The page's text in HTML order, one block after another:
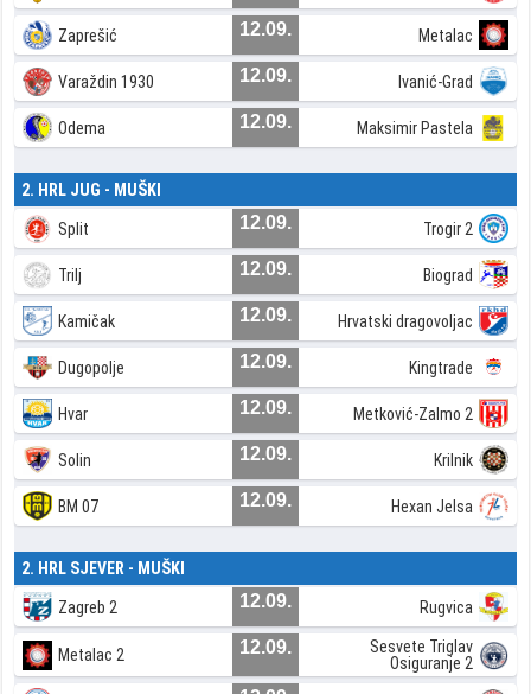
Zaprešić 12.09. Metalac
Varaždin 1930 12.09. Ivanić-Grad
Odema 12.09. Maksimir Pastela
2. HRL JUG - MUŠKI
Split 12.09. Trogir 2
Trilj 12.09. Biograd
Kamičak 12.09. Hrvatski dragovoljac
Dugopolje 12.09. Kingtrade
Hvar 12.09. Metković-Zalmo 2
Solin 12.09. Krilnik
BM 07 12.09. Hexan Jelsa
2. HRL SJEVER - MUŠKI
Zagreb 2 12.09. Rugvica
Metalac 2 12.09.
Sesvete Triglav
Osiguranje 2